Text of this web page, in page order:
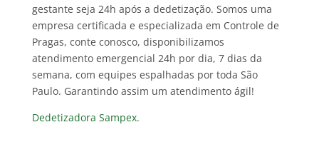
gestante seja 24h após a dedetização. Somos uma
empresa certificada e especializada em Controle de
Pragas, conte conosco, disponibilizamos
atendimento emergencial 24h por dia, 7 dias da
semana, com equipes espalhadas por toda São
Paulo. Garantindo assim um atendimento ágil!
Dedetizadora Sampex.